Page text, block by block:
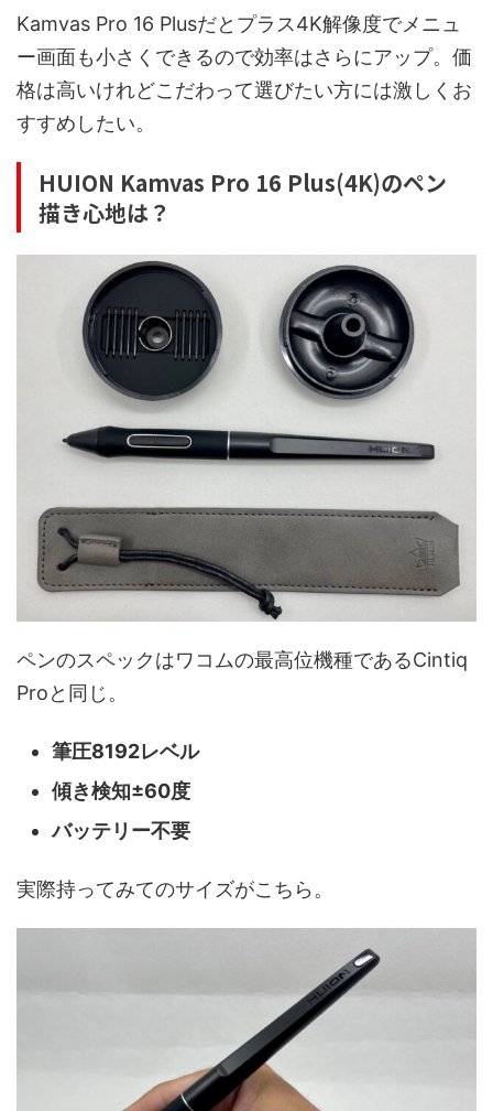
Kamvas Pro 16 Plusだとプラス4K解像度でメニュ
ー画面も小さくできるので効率はさらにアップ。価
格は高いけれどこだわって選びたい方には激しくお
すすめしたい。
HUION Kamvas Pro 16 Plus(4K)のペン
描き心地は？
ペンのスペックはワコムの最高位機種であるCintiq
Proと同じ。
筆圧8192レベル
傾き検知±60度
バッテリー不要
実際持ってみてのサイズがこちら。